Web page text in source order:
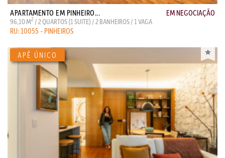
APARTAMENTO EM PINHEIRO... EM NEGOCIAÇÃO
96,10 M2 / 2 QUARTOS (1 SUITE) / 2 BANHEIROS / 1 VAGA
RU: 10055 - PINHEIROS